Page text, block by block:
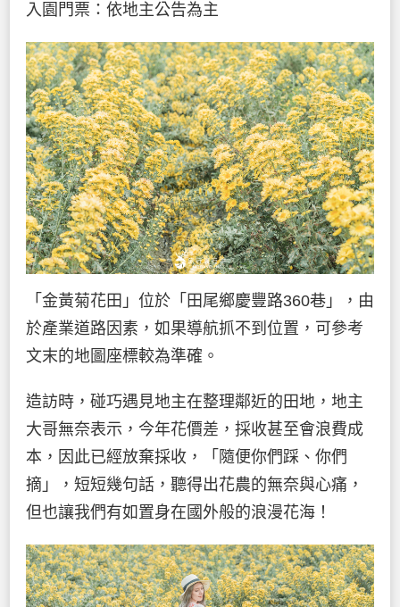
入園門票：依地主公告為主
「金黃菊花田」位於「田尾鄉慶豐路360巷」，由
於產業道路因素，如果導航抓不到位置，可參考
文末的地圖座標較為準確。
造訪時，碰巧遇見地主在整理鄰近的田地，地主
大哥無奈表示，今年花價差，採收甚至會浪費成
本，因此已經放棄採收，「隨便你們踩、你們
摘」，短短幾句話，聽得出花農的無奈與心痛，
但也讓我們有如置身在國外般的浪漫花海！